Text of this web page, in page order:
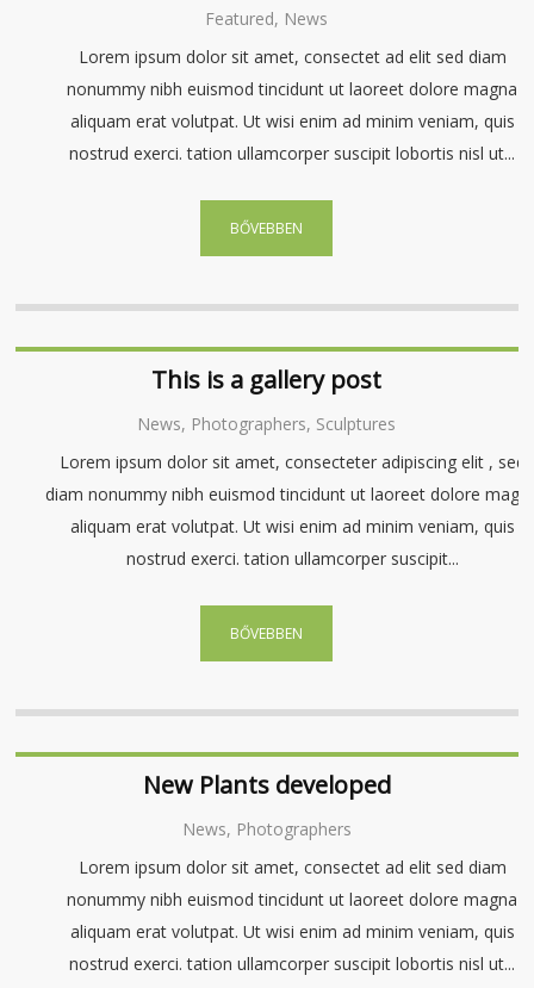
Featured, News
Lorem ipsum dolor sit amet, consectet ad elit sed diam
nonummy nibh euismod tincidunt ut laoreet dolore magna
aliquam erat volutpat. Ut wisi enim ad minim veniam, quis
nostrud exerci. tation ullamcorper suscipit lobortis nisl ut...
BŐVEBBEN
This is a gallery post
News, Photographers, Sculptures
Lorem ipsum dolor sit amet, consecteter adipiscing elit , sed
diam nonummy nibh euismod tincidunt ut laoreet dolore
aliquam erat volutpat. Ut wisi enim ad minim veniam, quis
nostrud exerci. tation ullamcorper suscipit...
BŐVEBBEN
New Plants developed
News, Photographers
Lorem ipsum dolor sit amet, consectet ad elit sed diam
nonummy nibh euismod tincidunt ut laoreet dolore magna
aliquam erat volutpat. Ut wisi enim ad minim veniam, quis
nostrud exerci. tation ullamcorper suscipit lobortis nisl ut...